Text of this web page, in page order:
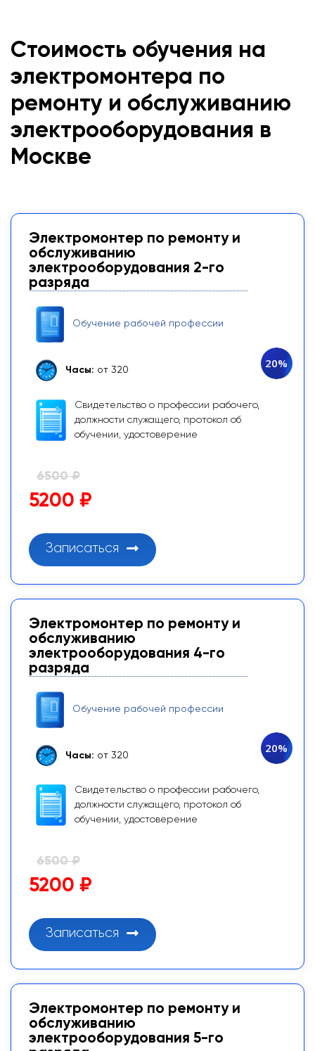
Стоимость обучения на
электромонтера по
ремонту и обслуживанию
электрооборудования в
Москве
Электромонтер по ремонту и
обслуживанию
электрооборудования 2-го
разряда
Обучение рабочей профессии
Часы: от 320
Свидетельство о профессии рабочего,
должности служащего, протокол об
обучении, удостоверение
20%
6500 ₽
5200 ₽
Записаться
Электромонтер по ремонту и
обслуживанию
электрооборудования 4-го
разряда
Обучение рабочей профессии
Часы: от 320
Свидетельство о профессии рабочего,
должности служащего, протокол об
обучении, удостоверение
20%
6500 ₽
5200 ₽
Записаться
Электромонтер по ремонту и
обслуживанию
электрооборудования 5-го